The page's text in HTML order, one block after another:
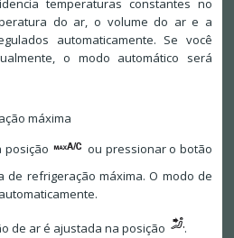
temperaturas constantes no
do ar, o volume do ar e a
automaticamente. Se você
o modo automático será
máxima
posição
ou pressionar o botão
de refrigeração máxima. O modo de
de ar é ajustada na posição .